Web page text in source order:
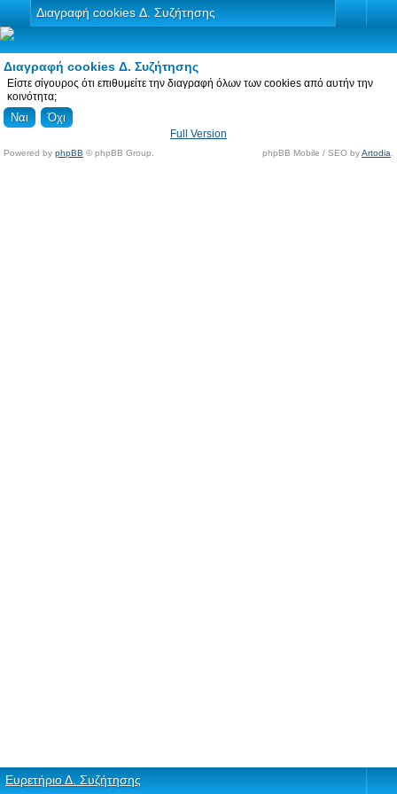
Διαγραφή cookies Δ. Συζήτησης
Διαγραφή cookies Δ. Συζήτησης
Είστε σίγουρος ότι επιθυμείτε την διαγραφή όλων των cookies από αυτήν την
κοινότητα;
Full Version
Powered by phpBB © phpBB Group. phpBB Mobile / SEO byArtodia
Ευρετήριο Δ. Συζήτησης